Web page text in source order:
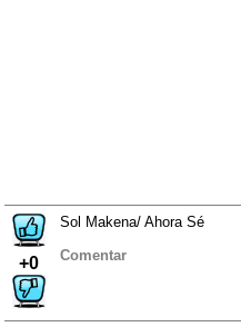
+0
Sol Makena/ Ahora Sé
Comentar